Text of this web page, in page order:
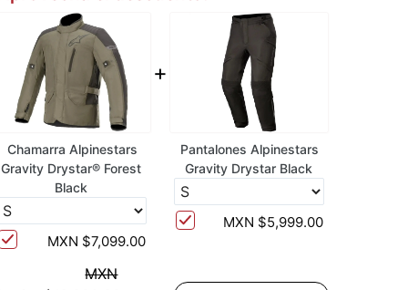
Chamarra Alpinestars
Gravity Drystar® Forest
Black
MXN $7,099.00
+
Pantalones Alpinestars
Gravity Drystar Black
MXN $5,999.00
MXN